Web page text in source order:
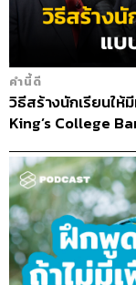
คำนี้ดี
วิธีสร้างนักเรียนให้
King’s College